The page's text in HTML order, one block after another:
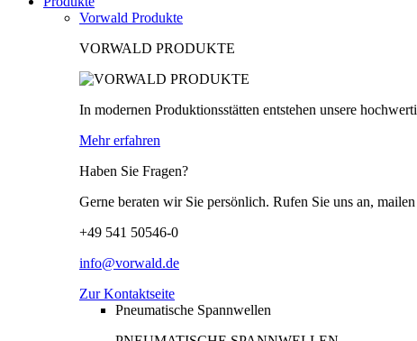
Vorwald Produkte
VORWALD PRODUKTE
In modernen Produktionsstätten entstehen unsere
Mehr erfahren
Haben Sie Fragen?
Gerne beraten wir Sie persönlich. Rufen Sie uns an,
+49 541 50546-0
info@vorwald.de
Zur Kontaktseite
Pneumatische Spannwellen